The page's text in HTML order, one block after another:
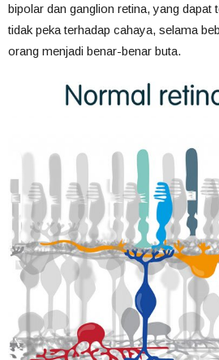
bipolar dan ganglion retina, yang dapat
tidak peka terhadap cahaya, selama
orang menjadi benar-benar buta.